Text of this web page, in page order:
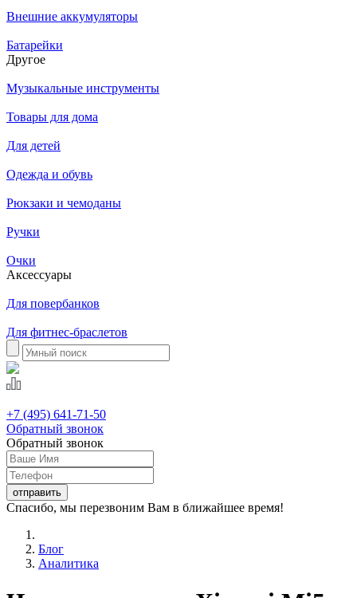
Внешние аккумуляторы
Батарейки
Другое
Музыкальные инструменты
Товары для дома
Для детей
Одежда и обувь
Рюкзаки и чемоданы
Ручки
Очки
Аксессуары
Для повербанков
Для фитнес-браслетов
+7 (495) 641-71-50
Обратный звонок
Обратный звонок
Спасибо, мы перезвоним Вам в ближайшее время!
Блог
Аналитика